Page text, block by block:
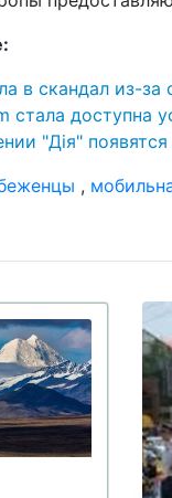
в скандал из-
стала доступна
"Дія"
,